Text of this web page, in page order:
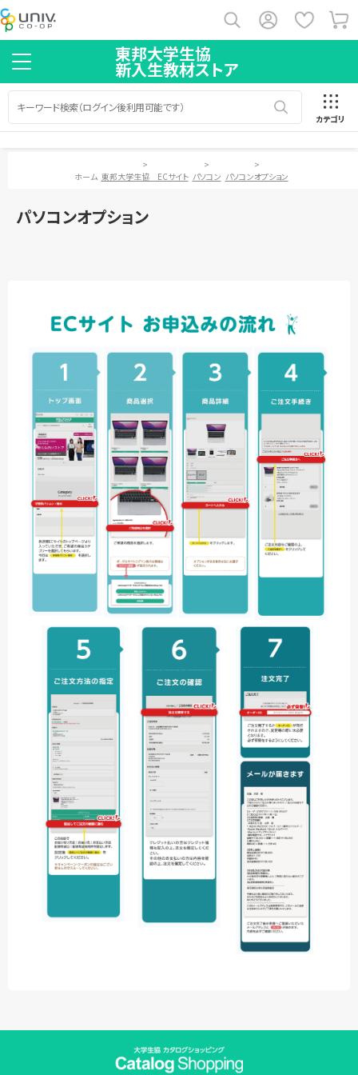
東邦大学生協
新入生教材ストア
カテゴリ
ホーム
>
東邦大学生協 ECサイト
>
パソコン
>
パソコンオプション
パソコンオプション